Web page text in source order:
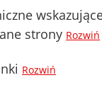
strony Rozwiń
Rozwiń